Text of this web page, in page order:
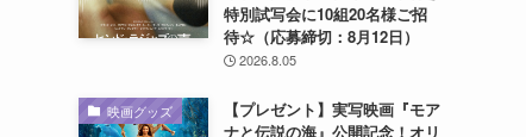
特別試写会に10組20名様ご招
待☆（応募締切：8月12日）
2026.8.05
映画グッズ
【プレゼント】実写映画『モア
ナと伝説の海』公開記念！オリ